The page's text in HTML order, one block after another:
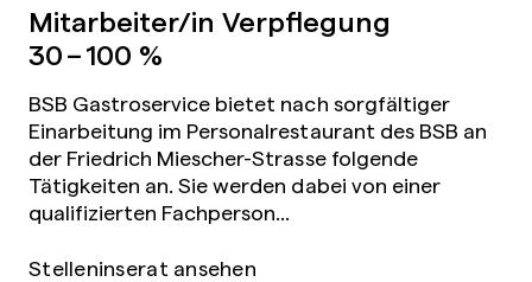
Mitarbeiter/in Verpflegung
30 – 100 %
BSB Gastroservice bietet nach sorgfältiger
Einarbeitung im Personalrestaurant des BSB an
der Friedrich Miescher-Strasse folgende
Tätigkeiten an. Sie werden dabei von einer
qualifizierten Fachperson...
Stelleninserat ansehen